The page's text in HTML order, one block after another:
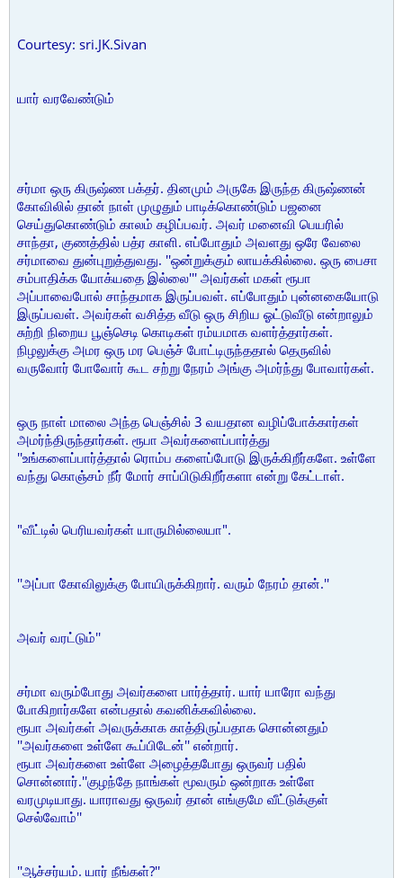
Courtesy: sri.JK.Sivan
யார் வரவேண்டும்
சர்மா ஒரு கிருஷ்ண பக்தர். தினமும் அருகே இருந்த கிருஷ்ணன்
கோவிலில் தான் நாள் முழுதும் பாடிக்கொண்டும் பஜனை
செய்துகொண்டும் காலம் கழிப்பவர். அவர் மனைவி பெயரில்
சாந்தா, குணத்தில் பத்ர காளி. எப்போதும் அவளது ஒரே வேலை
சர்மாவை துன்புறுத்துவது. ''ஒன்றுக்கும் லாயக்கில்லை. ஒரு பைசா
சம்பாதிக்க யோக்யதை இல்லை''' அவர்கள் மகள் ரூபா
அப்பாவைபோல் சாந்தமாக இருப்பவள். எப்போதும் புன்னகையோடு
இருப்பவள். அவர்கள் வசித்த வீடு ஒரு சிறிய ஓட்டுவீடு என்றாலும்
சுற்றி நிறைய பூஞ்செடி கொடிகள் ரம்யமாக வளர்த்தார்கள்.
நிழலுக்கு அமர ஒரு மர பெஞ்ச் போட்டிருந்ததால் தெருவில்
வருவோர் போவோர் கூட சற்று நேரம் அங்கு அமர்ந்து போவார்கள்.
ஒரு நாள் மாலை அந்த பெஞ்சில் 3 வயதான வழிப்போக்கார்கள்
அமர்ந்திருந்தார்கள். ரூபா அவர்களைப்பார்த்து
''உங்களைப்பார்த்தால் ரொம்ப களைப்போடு இருக்கிறீர்களே. உள்ளே
வந்து கொஞ்சம் நீர் மோர் சாப்பிடுகிறீர்களா என்று கேட்டாள்.
"வீட்டில் பெரியவர்கள் யாருமில்லையா".
''அப்பா கோவிலுக்கு போயிருக்கிறார். வரும் நேரம் தான்.''
அவர் வரட்டும்''
சர்மா வரும்போது அவர்களை பார்த்தார். யார் யாரோ வந்து
போகிறார்களே என்பதால் கவனிக்கவில்லை.
ரூபா அவர்கள் அவருக்காக காத்திருப்பதாக சொன்னதும்
''அவர்களை உள்ளே கூப்பிடேன்'' என்றார்.
ரூபா அவர்களை உள்ளே அழைத்தபோது ஒருவர் பதில்
சொன்னார்.''குழந்தே நாங்கள் மூவரும் ஒன்றாக உள்ளே
வரமுடியாது. யாராவது ஒருவர் தான் எங்குமே வீட்டுக்குள்
செல்வோம்''
''ஆச்சர்யம். யார் நீங்கள்?''